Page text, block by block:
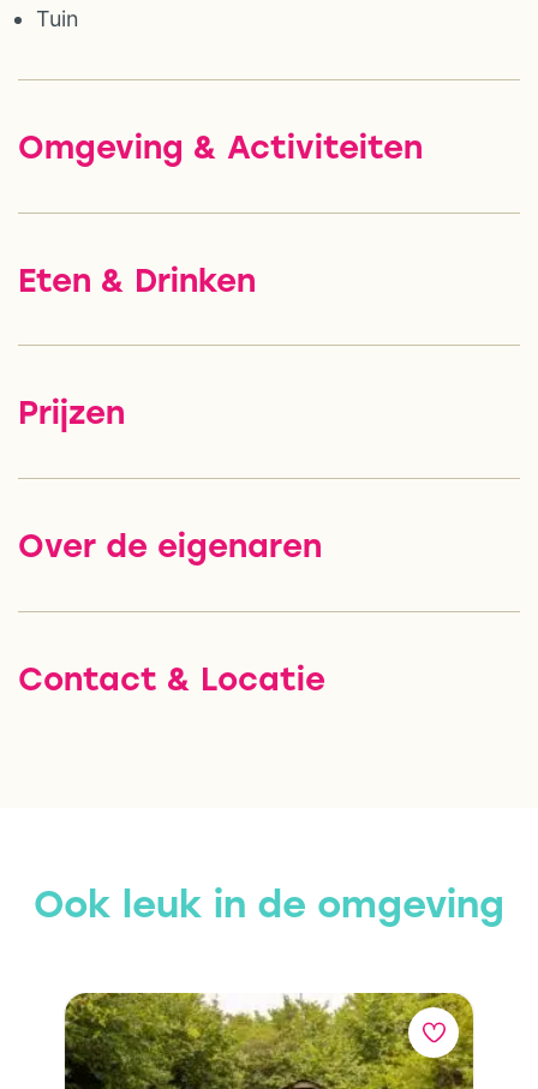
Tuin
Omgeving & Activiteiten
Eten & Drinken
Prijzen
Over de eigenaren
Contact & Locatie
Ook leuk in de omgeving